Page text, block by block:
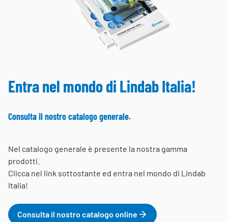
Entra nel mondo di Lindab Italia!
Consulta il nostro catalogo generale.
Nel catalogo generale è presente la nostra gamma
prodotti.
Clicca nel link sottostante ed entra nel mondo di Lindab
Italia!
Consulta il nostro catalogo online